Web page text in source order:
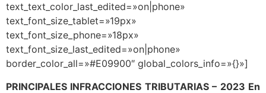
text_text_color_last_edited=»on|phone»
text_font_size_tablet=»19px»
text_font_size_phone=»18px»
text_font_size_last_edited=»on|phone»
border_color_all=»#E09900″ global_colors_info=»{}»]
PRINCIPALES INFRACCIONES TRIBUTARIAS – 2023 En